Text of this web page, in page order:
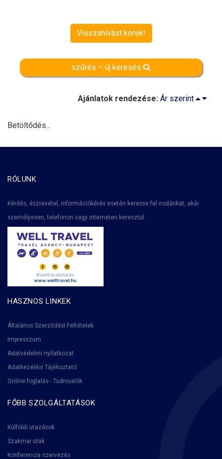
Visszahívást kérek!
szűrés – új keresés
Ajánlatok rendezése: Ár szerint
Betöltődés...
RÓLUNK
Kérdés, észrevétel, információkérés esetén keresse fel irodánkat, akár
személyesen, telefonon vagy interneten keresztül.
HASZNOS LINKEK
Általános Szerződési Feltételek
Impresszum
Adatvédelmi nyilatkozat
Adatkezelési Tájékoztató
Online foglalás - Tudnivalók
FŐBB SZOLGÁLTATÁSOK
Külföldi utazások
Szakmai utak
Konferencia szervezés